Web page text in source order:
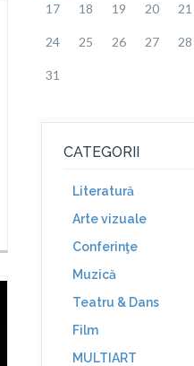
17 18 19 20 21
24 25 26 27 28
31
CATEGORII
Literatură
Arte vizuale
Conferinţe
Muzică
Teatru & Dans
Film
MULTIART